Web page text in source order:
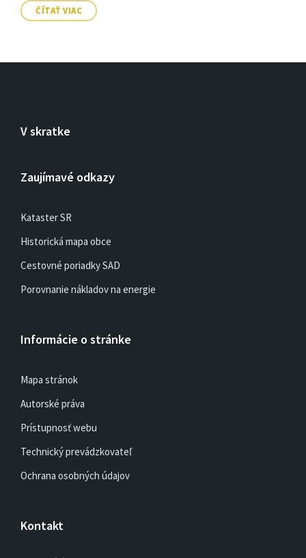
ČÍTAŤ VIAC
V skratke
Zaujímavé odkazy
Kataster SR
Historická mapa obce
Cestovné poriadky SAD
Porovnanie nákladov na energie
Informácie o stránke
Mapa stránok
Autorské práva
Prístupnosť webu
Technický prevádzkovateľ
Ochrana osobných údajov
Kontakt